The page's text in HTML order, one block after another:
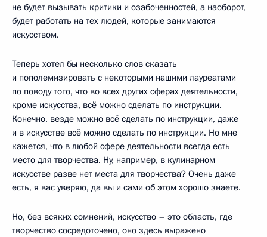
не будет вызывать критики и озабоченностей, а наоборот,
будет работать на тех людей, которые занимаются
искусством.
Теперь хотел бы несколько слов сказать
и пополемизировать с некоторыми нашими лауреатами
по поводу того, что во всех других сферах деятельности,
кроме искусства, всё можно сделать по инструкции.
Конечно, везде можно всё сделать по инструкции, даже
и в искусстве всё можно сделать по инструкции. Но мне
кажется, что в любой сфере деятельности всегда есть
место для творчества. Ну, например, в кулинарном
искусстве разве нет места для творчества? Очень даже
есть, я вас уверяю, да вы и сами об этом хорошо знаете.
Но, без всяких сомнений, искусство – это область, где
творчество сосредоточено, оно здесь выражено